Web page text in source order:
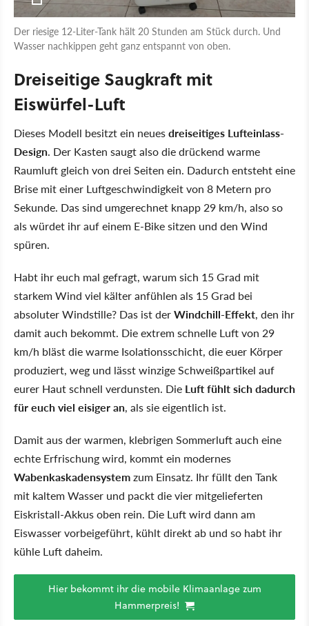
Der riesige 12-Liter-Tank hält 20 Stunden am Stück durch. Und
Wasser nachkippen geht ganz entspannt von oben.
Dreiseitige Saugkraft mit
Eiswürfel-Luft
Dieses Modell besitzt ein neuesdreiseitiges Lufteinlass-
Design. Der Kasten saugt also die drückend warme
Raumluft gleich von drei Seiten ein. Dadurch entsteht eine
Brise mit einer Luftgeschwindigkeit von 8 Metern pro
Sekunde. Das sind umgerechnet knapp 29 km/h, also so
als würdet ihr auf einem E-Bike sitzen und den Wind
spüren.
Habt ihr euch mal gefragt, warum sich 15 Grad mit
starkem Wind viel kälter anfühlen als 15 Grad bei
absoluter Windstille? Das ist derWindchill-Effekt, den ihr
damit auch bekommt. Die extrem schnelle Luft von 29
km/h bläst die warme Isolationsschicht, die euer Körper
produziert, weg und lässt winzige Schweißpartikel auf
eurer Haut schnell verdunsten. Die Luft fühlt sich dadurch
für euch viel eisiger an, als sie eigentlich ist.
Damit aus der warmen, klebrigen Sommerluft auch eine
echte Erfrischung wird, kommt ein modernes
Wabenkaskadensystemzum Einsatz. Ihr füllt den Tank
mit kaltem Wasser und packt die vier mitgelieferten
Eiskristall-Akkus oben rein. Die Luft wird dann am
Eiswasser vorbeigeführt, kühlt direkt ab und so habt ihr
kühle Luft daheim.
Hier bekommt ihr die mobile Klimaanlage zum
Hammerpreis!